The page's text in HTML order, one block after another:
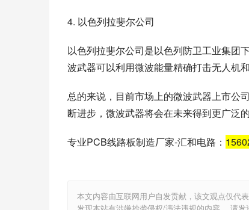
4. 以色列拉斐尔公司
以色列拉斐尔公司是以色列防卫工业集团
波武器可以利用微波能量精确打击无人机
总的来说，目前市场上的微波武器上市公
断进步，微波武器将会在未来得到更广泛
专业PCB线路板制造厂家-汇和电路：
本文内容由互联网用户自发贡献，该文观点仅代